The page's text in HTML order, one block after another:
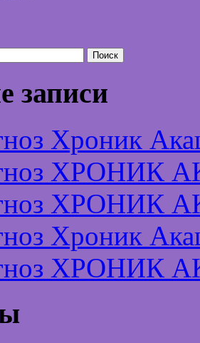
записи
Хроник
ХРОНИК
ХРОНИК
Хроник
ХРОНИК